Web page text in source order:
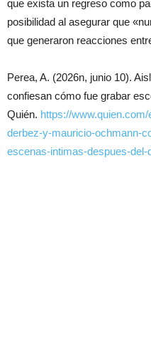
que exista un regreso como
posibilidad al asegurar que
que generaron reacciones
Perea, A. (2026n, junio 10).
confiesan cómo fue grabar
Quién. https://
derbez-y-mauricio-ochmann-
escenas-intimas-despues-del-